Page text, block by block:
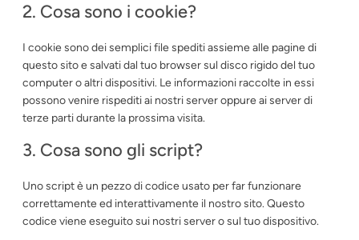
2. Cosa sono i cookie?
I cookie sono dei semplici file spediti assieme alle pagine di
questo sito e salvati dal tuo browser sul disco rigido del tuo
computer o altri dispositivi. Le informazioni raccolte in essi
possono venire rispediti ai nostri server oppure ai server di
terze parti durante la prossima visita.
3. Cosa sono gli script?
Uno script è un pezzo di codice usato per far funzionare
correttamente ed interattivamente il nostro sito. Questo
codice viene eseguito sui nostri server o sul tuo dispositivo.